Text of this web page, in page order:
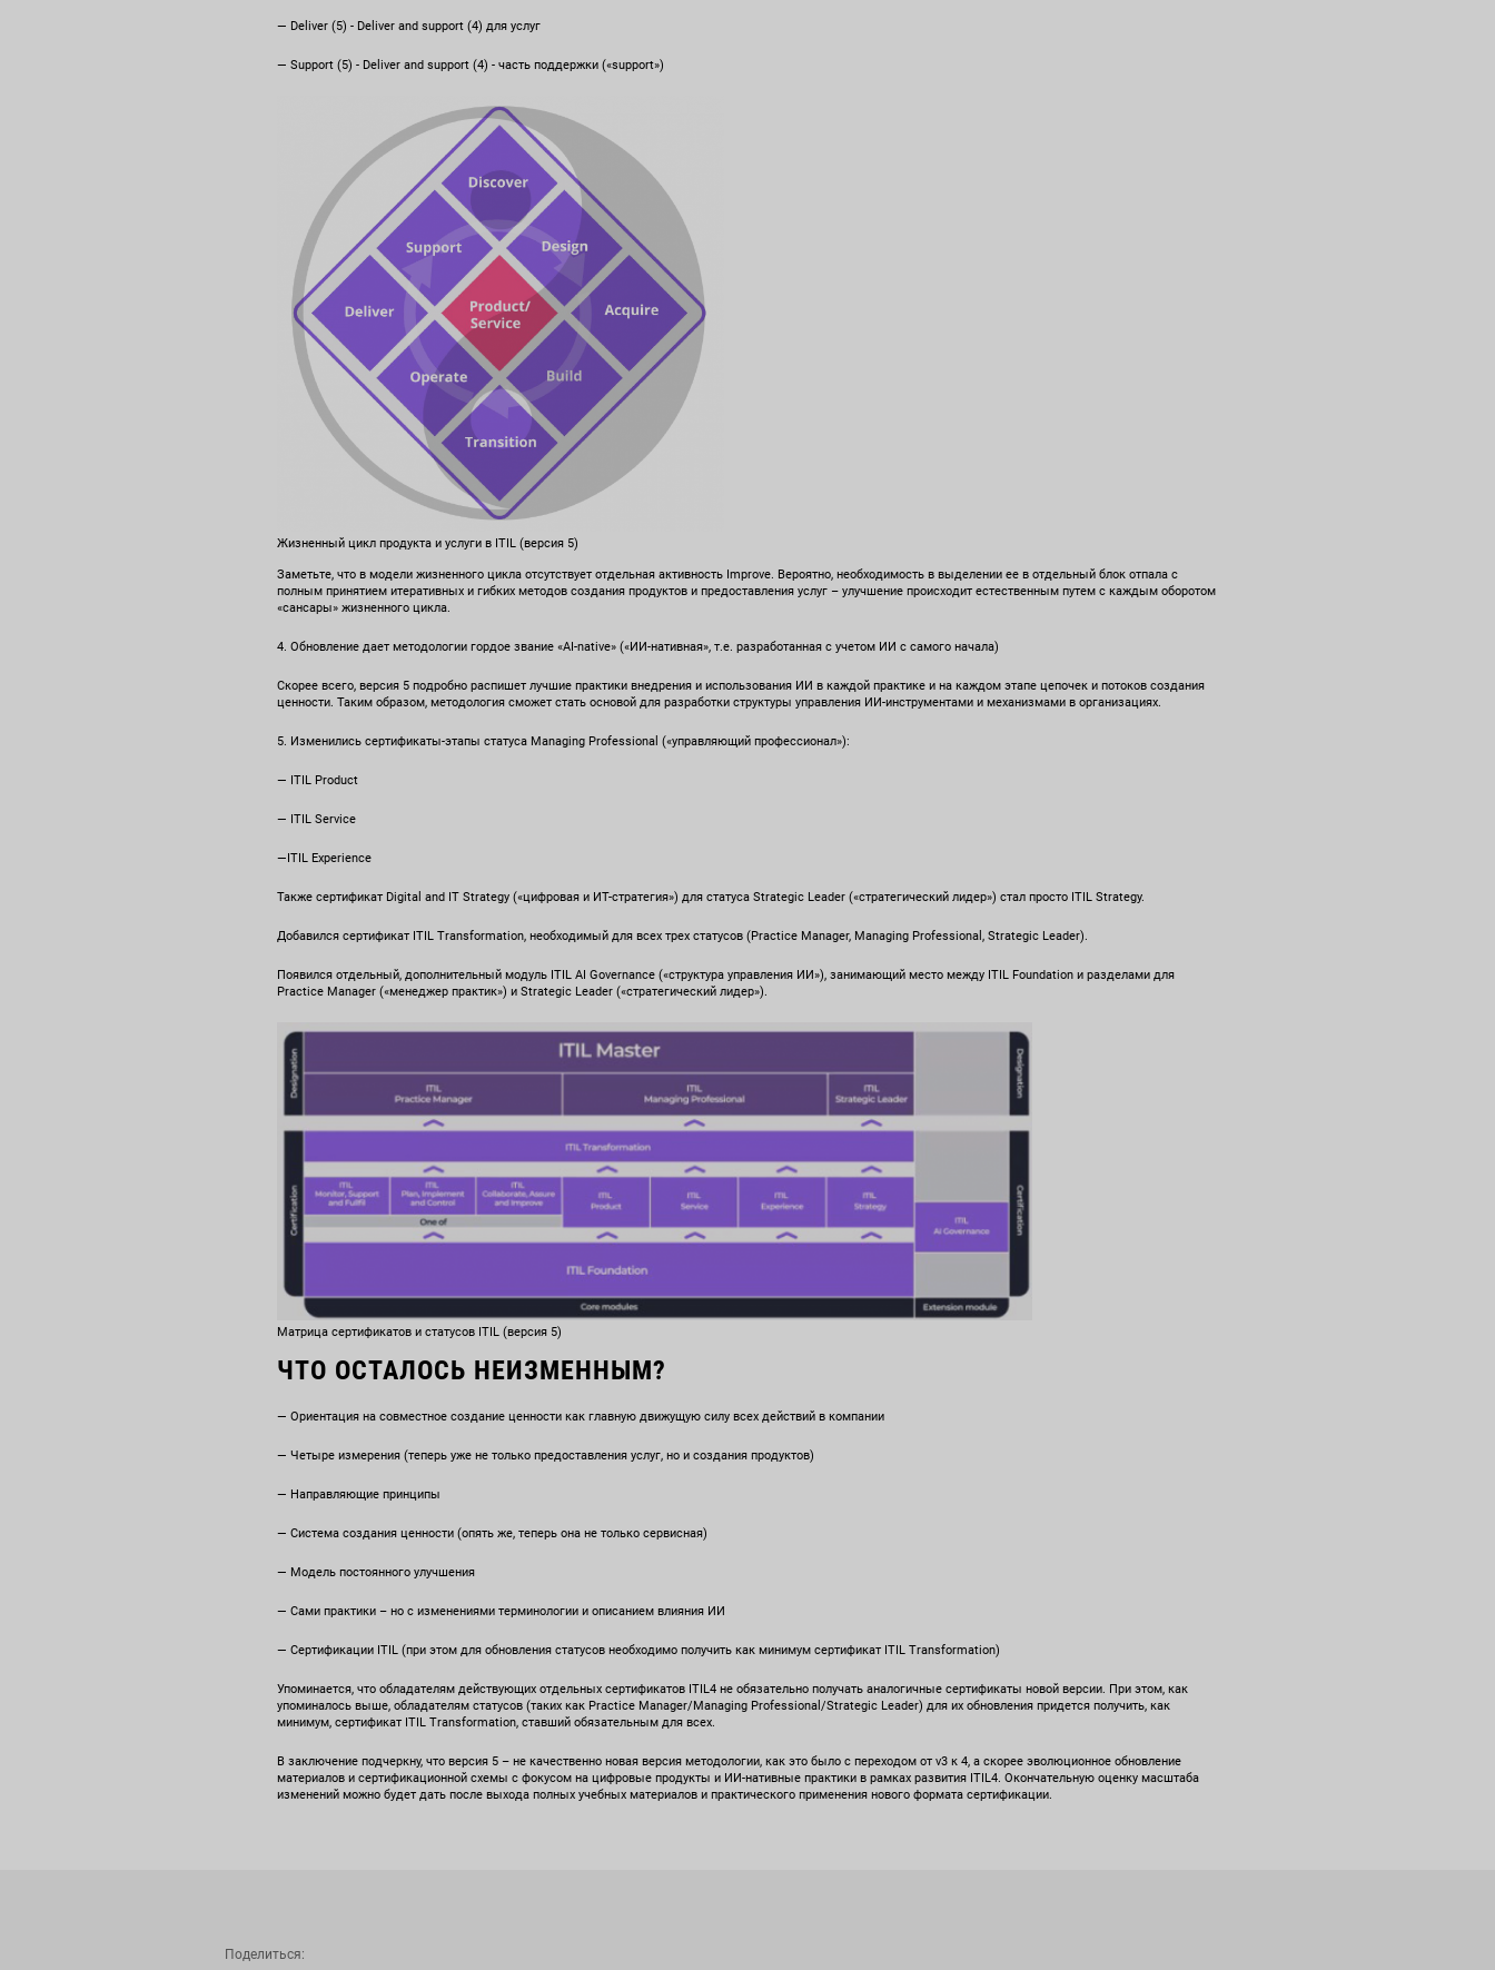
— Deliver (5) - Deliver and support (4) для услуг
— Support (5) - Deliver and support (4) - часть поддержки («support»)
Жизненный цикл продукта и услуги в ITIL (версия 5)
Заметьте, что в модели жизненного цикла отсутствует отдельная активность Improve. Вероятно, необходимость в выделении ее в отдельный блок отпала с
полным принятием итеративных и гибких методов создания продуктов и предоставления услуг – улучшение происходит естественным путем с каждым оборотом
«сансары» жизненного цикла.
4. Обновление дает методологии гордое звание «AI-native» («ИИ-нативная», т.е. разработанная с учетом ИИ с самого начала)
Скорее всего, версия 5 подробно распишет лучшие практики внедрения и использования ИИ в каждой практике и на каждом этапе цепочек и потоков создания
ценности. Таким образом, методология сможет стать основой для разработки структуры управления ИИ-инструментами и механизмами в организациях.
5. Изменились сертификаты-этапы статуса Managing Professional («управляющий профессионал»):
— ITIL Product
— ITIL Service
—ITIL Experience
Также сертификат Digital and IT Strategy («цифровая и ИТ-стратегия») для статуса Strategic Leader («стратегический лидер») стал просто ITIL Strategy.
Добавился сертификат ITIL Transformation, необходимый для всех трех статусов (Practice Manager, Managing Professional, Strategic Leader).
Появился отдельный, дополнительный модуль ITIL AI Governance («структура управления ИИ»), занимающий место между ITIL Foundation и разделами для
Practice Manager («менеджер практик») и Strategic Leader («стратегический лидер»).
Матрица сертификатов и статусов ITIL (версия 5)
ЧТО ОСТАЛОСЬ НЕИЗМЕННЫМ?
— Ориентация на совместное создание ценности как главную движущую силу всех действий в компании
— Четыре измерения (теперь уже не только предоставления услуг, но и создания продуктов)
— Направляющие принципы
— Система создания ценности (опять же, теперь она не только сервисная)
— Модель постоянного улучшения
— Сами практики – но с изменениями терминологии и описанием влияния ИИ
— Сертификации ITIL (при этом для обновления статусов необходимо получить как минимум сертификат ITIL Transformation)
Упоминается, что обладателям действующих отдельных сертификатов ITIL4 не обязательно получать аналогичные сертификаты новой версии. При этом, как
упоминалось выше, обладателям статусов (таких как Practice Manager/Managing Professional/Strategic Leader) для их обновления придется получить, как
минимум, сертификат ITIL Transformation, ставший обязательным для всех.
В заключение подчеркну, что версия 5 – не качественно новая версия методологии, как это было с переходом от v3 к 4, а скорее эволюционное обновление
материалов и сертификационной схемы с фокусом на цифровые продукты и ИИ-нативные практики в рамках развития ITIL4. Окончательную оценку масштаба
изменений можно будет дать после выхода полных учебных материалов и практического применения нового формата сертификации.
Поделиться: